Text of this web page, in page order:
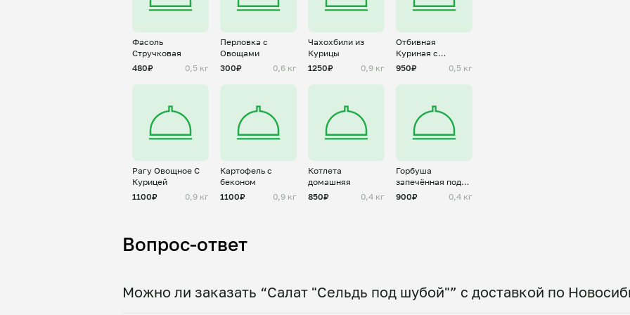
Фасоль
Стручковая
480₽
0,5 кг
Перловка с
Овощами
300₽
0,6 кг
Чахохбили из
Курицы
1250₽
0,9 кг
Отбивная
Куриная с
Грибами
950₽ 0,5 кг
Рагу Овощное С
Курицей
1100₽
0,9 кг
Картофель с
беконом
1100₽
0,9 кг
Котлета
домашняя
850₽
0,4 кг
Горбуша
запечённая под
овощами
900₽ 0,4 кг
Вопрос-ответ
Можно ли заказать “Салат "Сельдь под шубой"” с доставкой по